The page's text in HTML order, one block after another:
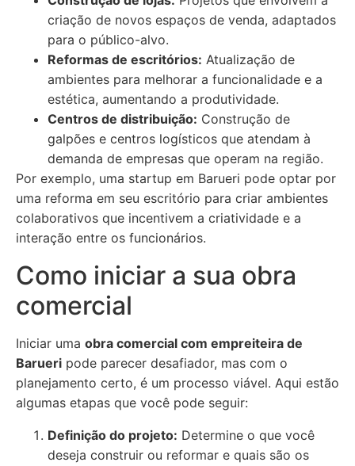
criação de novos espaços de venda, adaptados
para o público-alvo.
Reformas de escritórios: Atualização de
ambientes para melhorar a funcionalidade e a
estética, aumentando a produtividade.
Centros de distribuição: Construção de
galpões e centros logísticos que atendam à
demanda de empresas que operam na região.
Por exemplo, uma startup em Barueri pode optar por
uma reforma em seu escritório para criar ambientes
colaborativos que incentivem a criatividade e a
interação entre os funcionários.
Como iniciar a sua obra
comercial
Iniciar uma obra comercial com empreiteira de
Barueri pode parecer desafiador, mas com o
planejamento certo, é um processo viável. Aqui estão
algumas etapas que você pode seguir:
Definição do projeto: Determine o que você
deseja construir ou reformar e quais são os